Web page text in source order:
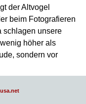
der Altvogel
beim Fotografieren
schlagen unsere
höher als
sondern vor